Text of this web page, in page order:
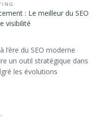
: Le meilleur du SEO
visibilité
du SEO moderne
un outil stratégique dans
les évolutions